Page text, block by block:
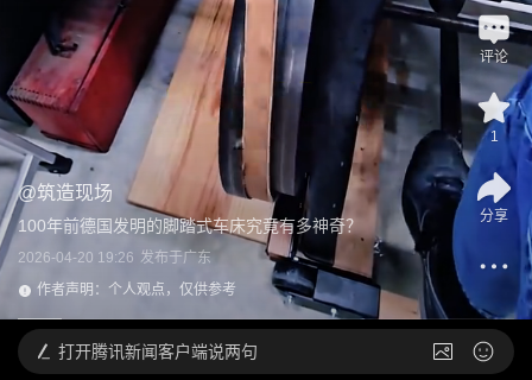
@筑造现场
100年前德国发明的脚踏式车床究竟有多神奇？
2026-04-20 19:26 发布于广东
作者声明：个人观点，仅供参考
评论
1
分享
打开腾讯新闻客户端说两句